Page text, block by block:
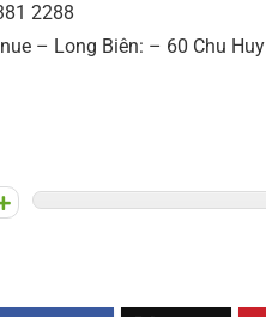
2288
– Long Biên: – 60 Chu